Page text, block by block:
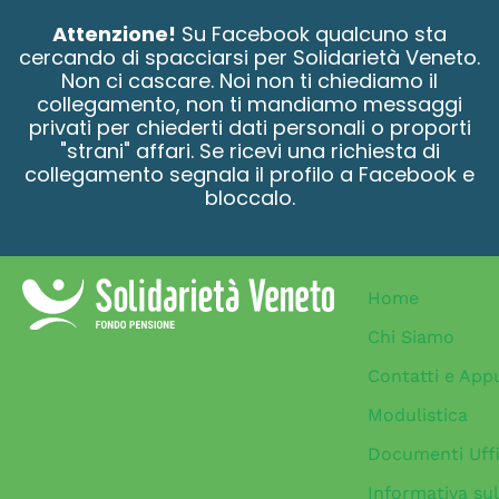
Attenzione! Su Facebook qualcuno sta
cercando di spacciarsi per Solidarietà Veneto.
Non ci cascare. Noi non ti chiediamo il
collegamento, non ti mandiamo messaggi
privati per chiederti dati personali o proporti
"strani" affari. Se ricevi una richiesta di
collegamento segnala il profilo a Facebook e
bloccalo.
Home
Chi Siamo
Contatti e
Modulistica
Documenti
Informativa